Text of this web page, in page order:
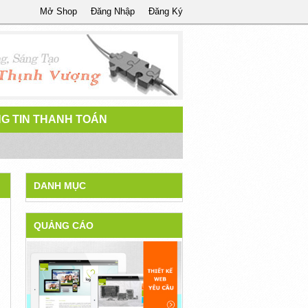
Đăng Ký
Đăng Nhập
Mở Shop
TIN THANH TOÁN
DANH MỤC
QUẢNG CÁO